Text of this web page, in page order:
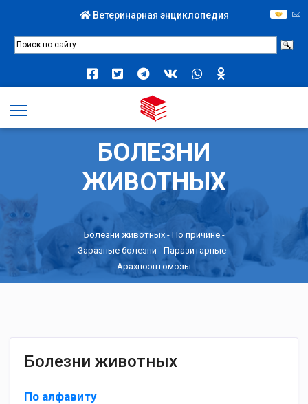
Ветеринарная энциклопедия
БОЛЕЗНИ
ЖИВОТНЫХ
Болезни животных - По причине-
Заразные болезни - Паразитарные-
Арахноэнтомозы
Болезни животных
По алфавиту